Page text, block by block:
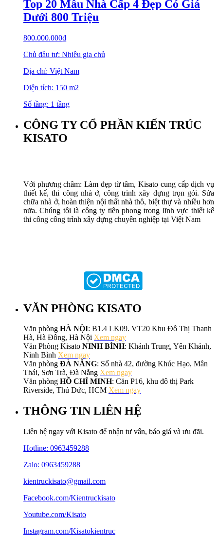
Top 20 Mẫu Nhà Cấp 4 Đẹp Có Giá
Dưới 800 Triệu
800.000.000₫
Chủ đầu tư: Nhiều gia chủ
Địa chỉ: Việt Nam
Diện tích: 150 m2
Số tầng: 1 tầng
CÔNG TY CỔ PHẦN KIẾN TRÚC
KISATO
Với phương châm: Làm đẹp từ tâm, Kisato cung cấp dịch vụ
thiết kế, thi công nhà ở, công trình xây dựng trọn gói. Sửa
chữa nhà ở, hoàn thiện nội thất nhà thô, biệt thự và nhiều hơn
nữa. Chúng tôi là công ty tiên phong trong lĩnh vực thiết kế
thi công công trình xây dựng chuyên nghiệp tại Việt Nam
VĂN PHÒNG KISATO
Văn phòng HÀ NỘI: B1.4 LK09. VT20 Khu Đô Thị Thanh
Hà, Hà Đông, Hà Nội Xem ngay
Văn Phòng Kisato NINH BÌNH: Khánh Trung, Yên Khánh,
Ninh Bình Xem ngay
Văn phòng ĐÀ NẴNG: Số nhà 42, đường Khúc Hạo, Mân
Thái, Sơn Trà, Đà Nẵng Xem ngay
Văn phòng HỒ CHÍ MINH: Căn P16, khu đô thị Park
Riverside, Thủ Đức, HCM Xem ngay
THÔNG TIN LIÊN HỆ
Liên hệ ngay với Kisato để nhận tư vấn, báo giá và ưu đãi.
Hotline: 0963459288
Zalo: 0963459288
kientruckisato@gmail.com
Facebook.com/Kientruckisato
Youtube.com/Kisato
Instagram.com/Kisatokientruc